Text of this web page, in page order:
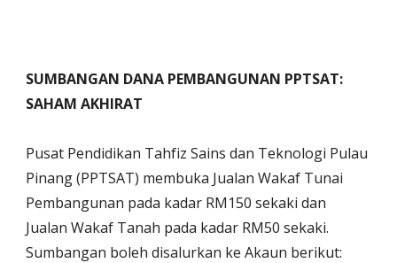
SUMBANGAN DANA PEMBANGUNAN PPTSAT:
SAHAM AKHIRAT
Pusat Pendidikan Tahfiz Sains dan Teknologi Pulau
Pinang (PPTSAT) membuka Jualan Wakaf Tunai
Pembangunan pada kadar RM150 sekaki dan
Jualan Wakaf Tanah pada kadar RM50 sekaki.
Sumbangan boleh disalurkan ke Akaun berikut: